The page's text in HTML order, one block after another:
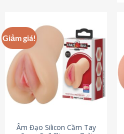
Giảm giá!
Âm Đạo Silicon Cầm Tay